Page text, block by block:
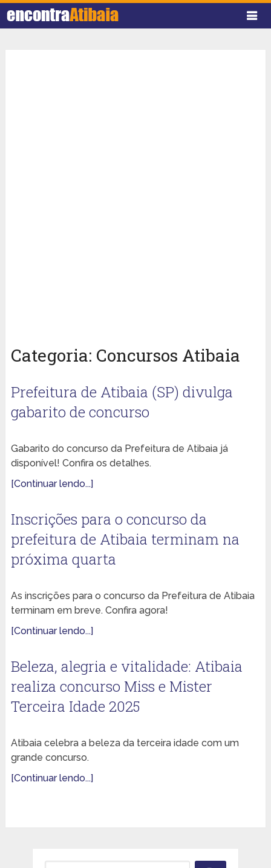
Categoria: Concursos Atibaia
Prefeitura de Atibaia (SP) divulga
gabarito de concurso
Gabarito do concurso da Prefeitura de Atibaia já
disponível! Confira os detalhes.
[Continuar lendo...]
Inscrições para o concurso da
prefeitura de Atibaia terminam na
próxima quarta
As inscrições para o concurso da Prefeitura de Atibaia
terminam em breve. Confira agora!
[Continuar lendo...]
Beleza, alegria e vitalidade: Atibaia
realiza concurso Miss e Mister
Terceira Idade 2025
Atibaia celebra a beleza da terceira idade com um
grande concurso.
[Continuar lendo...]